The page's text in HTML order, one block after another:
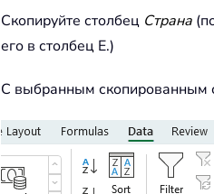
Скопируйте столбец Страна
его в столбец E.)
С выбранным скопированным